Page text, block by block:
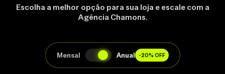
Escolha a melhor opção para sua loja e escale com a
Agência Chamons.
Mensal Anual -20% OFF